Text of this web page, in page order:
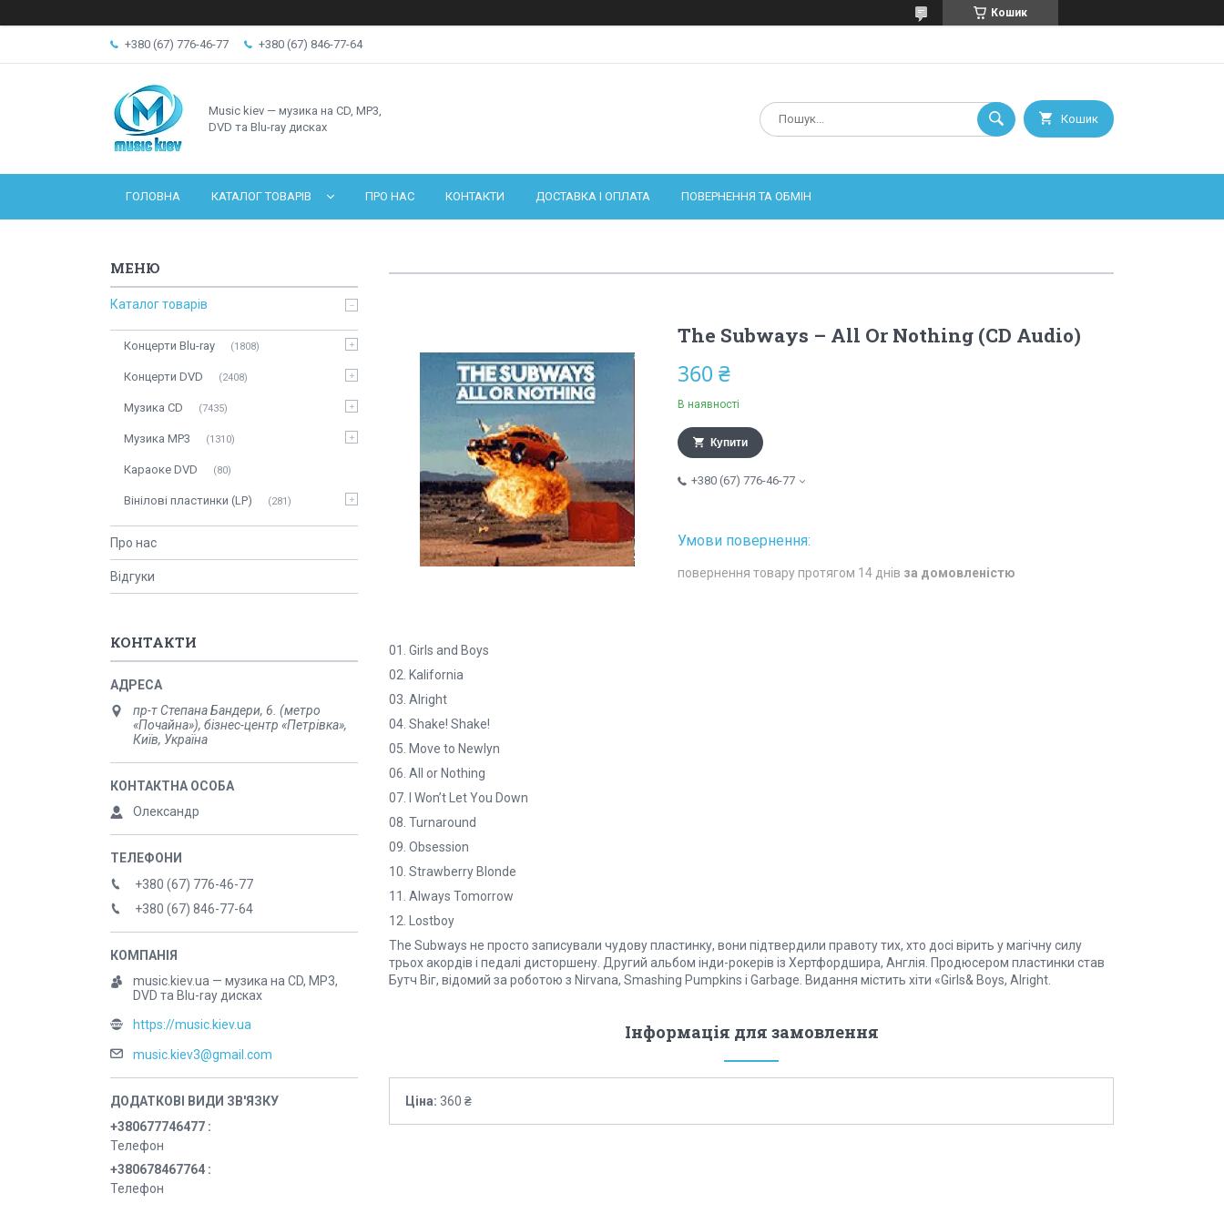
Кошик
+380 (67) 776-46-77 +380 (67) 846-77-64
Music kiev — музика на CD, MP3,
DVD та Blu-ray дисках
Кошик
ГОЛОВНА КАТАЛОГ ТОВАРІВ ПРО НАС КОНТАКТИ ДОСТАВКА І ОПЛАТА ПОВЕРНЕННЯ ТА ОБМІН
The Subways – All Or Nothing (CD Audio)
360 ₴
В наявності
Купити
+380 (67) 776-46-77
повернення товару протягом 14 днів за домовленістю
01. Girls and Boys
02. Kalifornia
03. Alright
04. Shake! Shake!
05. Move to Newlyn
06. All or Nothing
07. I Won’t Let You Down
08. Turnaround
09. Obsession
10. Strawberry Blonde
11. Always Tomorrow
12. Lostboy
The Subways не просто записували чудову пластинку, вони підтвердили правоту тих, хто досі вірить у магічну силу
трьох акордів і педалі дисторшену. Другий альбом інди-рокерів із Хертфордшира, Англія. Продюсером пластинки став
Бутч Віг, відомий за роботою з Nirvana, Smashing Pumpkins і Garbage. Видання містить хіти «Girls& Boys, Alright.
Інформація для замовлення
Ціна: 360 ₴
Каталог товарів
Концерти Blu-ray 1808
Концерти DVD 2408
Музика CD 7435
Музика MP3 1310
Караоке DVD 80
Вінілові пластинки (LP) 281
Про нас
Відгуки
КОНТАКТИ
пр-т Степана Бандери, 6. (метро
«Почайна»), бізнес-центр «Петрівка»,
Київ, Україна
Олександр
+380 (67) 776-46-77
+380 (67) 846-77-64
music.kiev.ua — музика на CD, MP3,
DVD та Blu-ray дисках
https://music.kiev.ua
music.kiev3@gmail.com
+380677746477
Телефон
+380678467764
Телефон